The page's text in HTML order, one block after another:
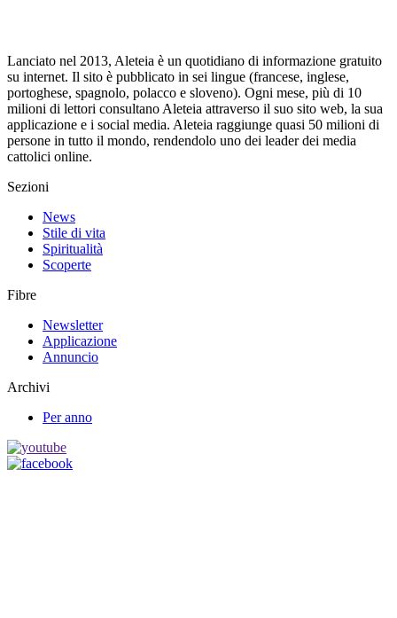
Lanciato nel 2013, Aleteia è un quotidiano di informazione gratuito
su internet. Il sito è pubblicato in sei lingue (francese, inglese,
portoghese, spagnolo, polacco e sloveno). Ogni mese, più di 10
milioni di lettori consultano Aleteia attraverso il suo sito web, la sua
applicazione e i social media. Aleteia raggiunge quasi 50 milioni di
persone in tutto il mondo, rendendolo uno dei leader dei media
cattolici online.
Sezioni
News
Stile di vita
Spiritualità
Scoperte
Fibre
Newsletter
Applicazione
Annuncio
Archivi
Per anno